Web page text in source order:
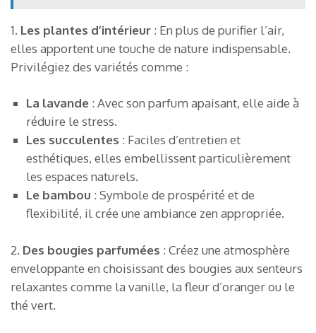
1. Les plantes d’intérieur : En plus de purifier l’air,
elles apportent une touche de nature indispensable.
Privilégiez des variétés comme :
La lavande : Avec son parfum apaisant, elle aide à
réduire le stress.
Les succulentes : Faciles d’entretien et
esthétiques, elles embellissent particulièrement
les espaces naturels.
Le bambou : Symbole de prospérité et de
flexibilité, il crée une ambiance zen appropriée.
2. Des bougies parfumées : Créez une atmosphère
enveloppante en choisissant des bougies aux senteurs
relaxantes comme la vanille, la fleur d’oranger ou le
thé vert.